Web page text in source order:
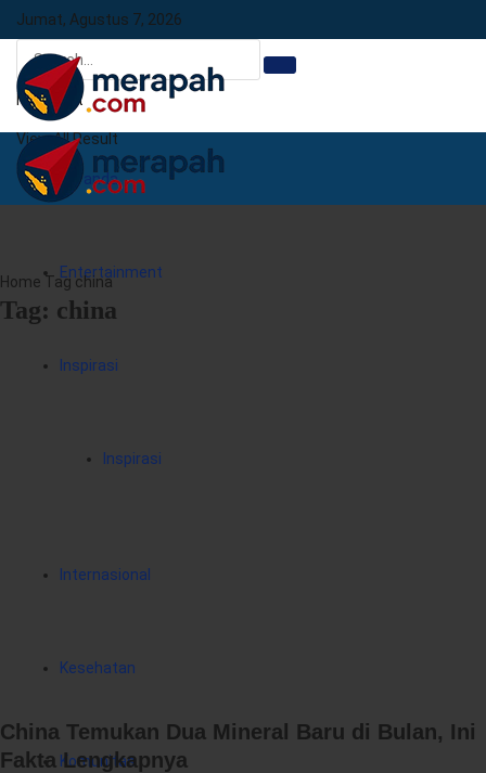
Jumat, Agustus 7, 2026
No Result
View All Result
Beranda
Entertainment
Inspirasi
Inspirasi
Internasional
Kesehatan
Komunitas
Home Tag china
Tag: china
China Temukan Dua Mineral Baru di Bulan, Ini
Fakta Lengkapnya